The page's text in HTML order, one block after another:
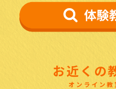
お近くの
オンライン